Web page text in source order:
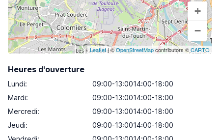
+
−
Leaflet| ©OpenStreetMapcontributors ©CARTO
Heures d'ouverture
Lundi:
09:00-13:0014:00-18:00
Mardi:
09:00-13:0014:00-18:00
Mercredi:
09:00-13:0014:00-18:00
Jeudi:
09:00-13:0014:00-18:00